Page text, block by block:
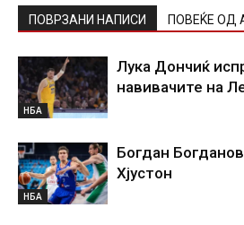
ПОВРЗАНИ НАПИСИ ПОВЕЌЕ ОД
НБА
Лука Дончиќ
навивачите на
НБА
Богдан
Хјустон